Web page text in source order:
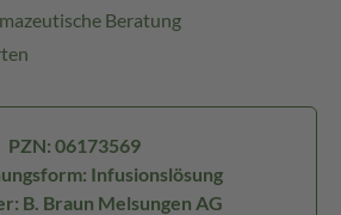
Beratung
PZN: 06173569
Infusionslösung
B. Braun Melsungen AG